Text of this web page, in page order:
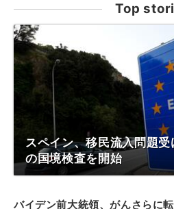
Top
スペイン、移民流入問題
の国境検査を開始
バイデン前大統領、がんさらに